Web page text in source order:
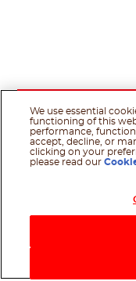
We use essential
functioning of this
performance,
accept, decline, or
clicking on your
please read our